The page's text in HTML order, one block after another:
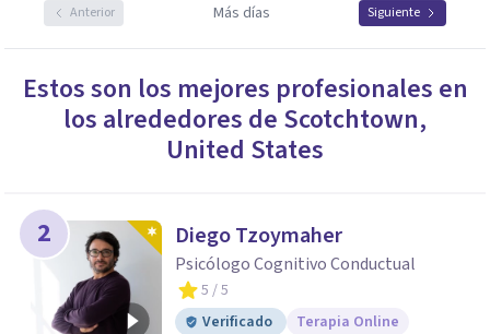
Anterior Más días Siguiente
Estos son los mejores profesionales en
los alrededores de Scotchtown,
United States
2 Diego Tzoymaher
Psicólogo Cognitivo Conductual
5 / 5
Verificado
Terapia Online